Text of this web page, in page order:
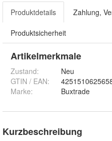
Produktdetails Zahlung,
Produktsicherheit
Artikelmerkmale
Zustand:
Neu
GTIN / EAN:
Marke:
Buxtrade
Kurzbeschreibung